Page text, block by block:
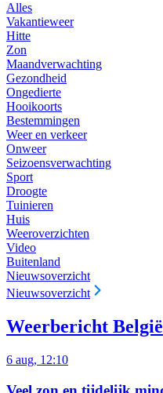
Alles
Vakantieweer
Hitte
Zon
Maandverwachting
Gezondheid
Ongedierte
Hooikoorts
Bestemmingen
Weer en verkeer
Onweer
Seizoensverwachting
Sport
Droogte
Tuinieren
Huis
Weeroverzichten
Video
Buitenland
Nieuwsoverzicht
Nieuwsoverzicht
Weerbericht België
6 aug, 12:10